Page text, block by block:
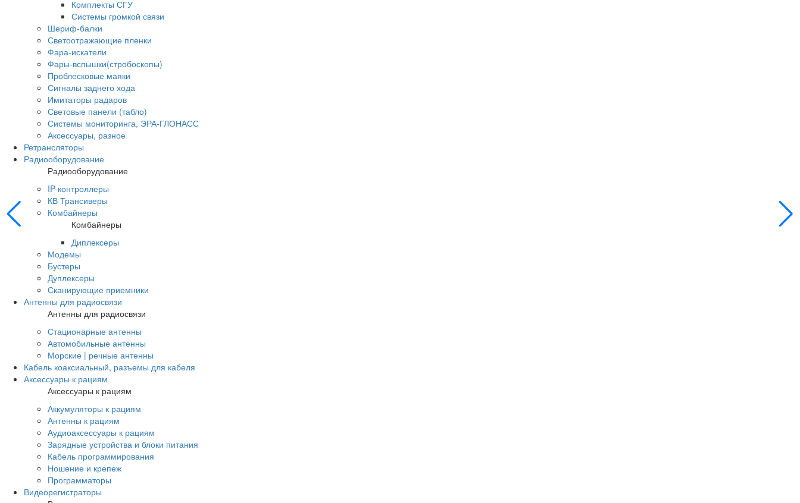
Комплекты СГУ
Системы громкой связи
Шериф-балки
Светоотражающие пленки
Фара-искатели
Фары-вспышки(стробоскопы)
Проблесковые маяки
Сигналы заднего хода
Имитаторы радаров
Световые панели (табло)
Системы мониторинга, ЭРА-ГЛОНАСС
Аксессуары, разное
Ретрансляторы
Радиооборудование
Радиооборудование
IP-контроллеры
КВ Трансиверы
Комбайнеры
Комбайнеры
Диплексеры
Модемы
Бустеры
Дуплексеры
Сканирующие приемники
Антенны для радиосвязи
Антенны для радиосвязи
Стационарные антенны
Автомобильные антенны
Морские | речные антенны
Кабель коаксиальный, разъемы для кабеля
Аксессуары к рациям
Аксессуары к рациям
Аккумуляторы к рациям
Антенны к рациям
Аудиоаксессуары к рациям
Зарядные устройства и блоки питания
Кабель программирования
Ношение и крепеж
Программаторы
Видеорегистраторы